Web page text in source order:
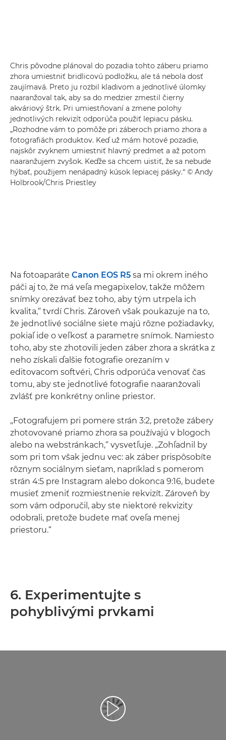
Chris pôvodne plánoval do pozadia tohto záberu priamo
zhora umiestniť bridlicovú podložku, ale tá nebola dosť
zaujímavá. Preto ju rozbil kladivom a jednotlivé úlomky
naaranžoval tak, aby sa do medzier zmestil čierny
akváriový štrk. Pri umiestňovaní a zmene polohy
jednotlivých rekvizít odporúča použiť lepiacu pásku.
„Rozhodne vám to pomôže pri záberoch priamo zhora a
fotografiách produktov. Keď už mám hotové pozadie,
najskôr zvyknem umiestniť hlavný predmet a až potom
naaranžujem zvyšok. Keďže sa chcem uistiť, že sa nebude
hýbať, použijem nenápadný kúsok lepiacej pásky.“ © Andy
Holbrook/Chris Priestley
Na fotoaparáte Canon EOS R5 sa mi okrem iného
páči aj to, že má veľa megapixelov, takže môžem
snímky orezávať bez toho, aby tým utrpela ich
kvalita,“ tvrdí Chris. Zároveň však poukazuje na to,
že jednotlivé sociálne siete majú rôzne požiadavky,
pokiaľ ide o veľkosť a parametre snímok. Namiesto
toho, aby ste zhotovili jeden záber zhora a skrátka z
neho získali ďalšie fotografie orezaním v
editovacom softvéri, Chris odporúča venovať čas
tomu, aby ste jednotlivé fotografie naaranžovali
zvlášť pre konkrétny online priestor.
„Fotografujem pri pomere strán 3:2, pretože zábery
zhotovované priamo zhora sa používajú v blogoch
alebo na webstránkach,“ vysvetľuje. „Zohľadnil by
som pri tom však jednu vec: ak záber prispôsobíte
rôznym sociálnym sieťam, napríklad s pomerom
strán 4:5 pre Instagram alebo dokonca 9:16, budete
musieť zmeniť rozmiestnenie rekvizít. Zároveň by
som vám odporučil, aby ste niektoré rekvizity
odobrali, pretože budete mať oveľa menej
priestoru.“
6. Experimentujte s
pohyblivými prvkami
Prehrať video